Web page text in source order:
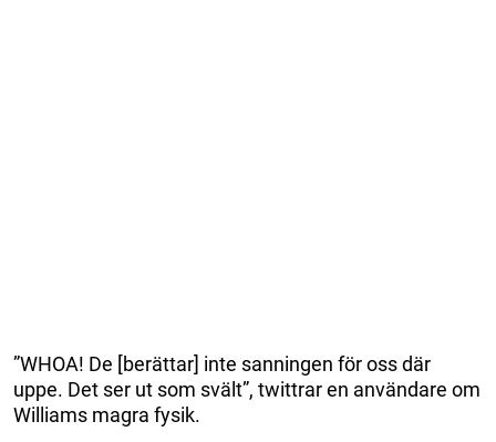
”WHOA! De [berättar] inte sanningen för oss där
uppe. Det ser ut som svält”, twittrar en användare om
Williams magra fysik.